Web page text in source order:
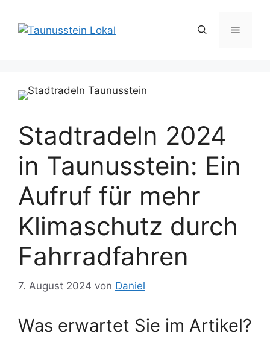
Inhalt
springen
Menü
Stadtradeln 2024
in Taunusstein: Ein
Aufruf für mehr
Klimaschutz durch
Fahrradfahren
7. August 2024 von Daniel
Was erwartet Sie im Artikel?